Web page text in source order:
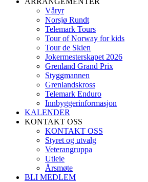
Våryr
Norsjø Rundt
Telemark Tours
Tour of Norway for kids
Tour de Skien
Jokermesterskapet 2026
Grenland Grand Prix
Styggmannen
Grenlandskross
Telemark Enduro
Innbyggerinformasjon
KALENDER
KONTAKT OSS
KONTAKT OSS
Styret og utvalg
Veterangruppa
Utleie
Årsmøte
BLI MEDLEM